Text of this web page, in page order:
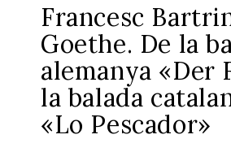
Francesc
Goethe. De la
alemanya «Der
la balada
«Lo Pescador»